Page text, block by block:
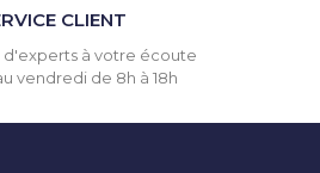
CLIENT
d'experts à votre écoute
vendredi de 8h à 18h